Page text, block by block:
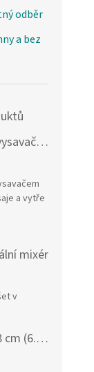
odběr
a bez
Concept VP4201 tyčový vysavač / elektrický smeták Tyčový vysavač 2 v 1 AC Suché a mokré Bezsáčkové 0,6 l 90 W Černá, Stříbrná
a vytře
mixér
v
Samsung Galaxy S25 15,8 cm (6.2") Dual SIM Android 15 5G USB typu C 12 GB 256 GB 4000 mAh Námořnická modrá